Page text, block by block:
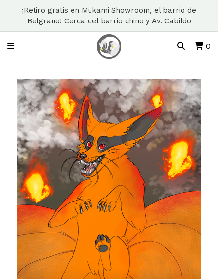
¡Retiro gratis en Mukami Showroom, el barrio de
Belgrano! Cerca del barrio chino y Av. Cabildo
0